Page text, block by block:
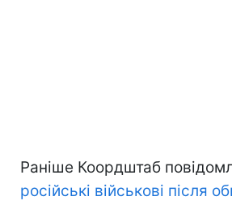
Раніше Коордштаб
російські військові після